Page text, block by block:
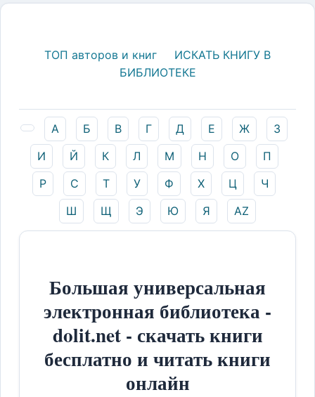
ТОП авторов и книг
ИСКАТЬ КНИГУ В
БИБЛИОТЕКЕ
А Б В Г Д Е Ж
З
И
Й К Л М Н О
П
Р
С Т У Ф Х Ц
Ч
Ш
Щ Э Ю Я AZ
Большая универсальная
электронная библиотека -
dolit.net - скачать книги
бесплатно и читать книги
онлайн